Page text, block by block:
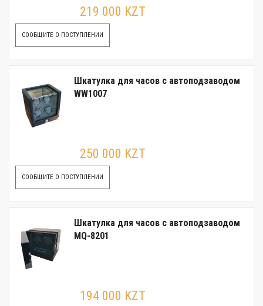
219 000 KZT
СООБЩИТЕ О ПОСТУПЛЕНИИ
Шкатулка для часов с автоподзаводом
WW1007
250 000 KZT
СООБЩИТЕ О ПОСТУПЛЕНИИ
Шкатулка для часов с автоподзаводом
MQ-8201
194 000 KZT